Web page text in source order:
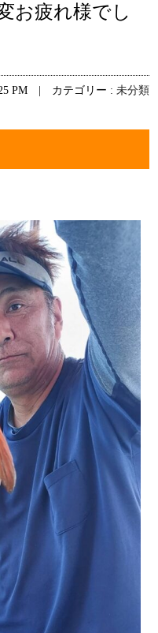
お疲れ様でし
PM | カテゴリー : 未分類